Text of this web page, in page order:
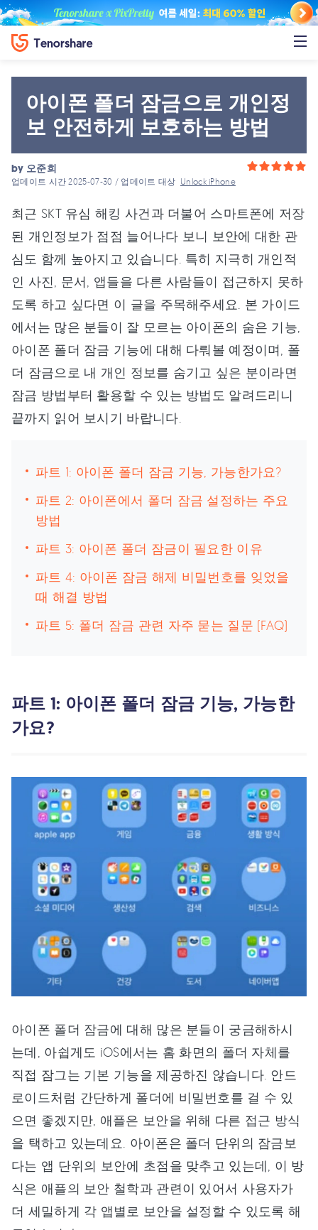
아이폰 폴더 잠금으로 개인정
보 안전하게 보호하는 방법
by 오준희
업데이트 시간 2025-07-30 / 업데이트 대상 Unlock iPhone
최근 SKT 유심 해킹 사건과 더불어 스마트폰에 저장
된 개인정보가 점점 늘어나다 보니 보안에 대한 관
심도 함께 높아지고 있습니다. 특히 지극히 개인적
인 사진, 문서, 앱들을 다른 사람들이 접근하지 못하
도록 하고 싶다면 이 글을 주목해주세요. 본 가이드
에서는 많은 분들이 잘 모르는 아이폰의 숨은 기능,
아이폰 폴더 잠금 기능에 대해 다뤄볼 예정이며, 폴
더 잠금으로 내 개인 정보를 숨기고 싶은 분이라면
잠금 방법부터 활용할 수 있는 방법도 알려드리니
끝까지 읽어 보시기 바랍니다.
파트 1: 아이폰 폴더 잠금 기능, 가능한가요?
파트 2: 아이폰에서 폴더 잠금 설정하는 주요
방법
파트 3: 아이폰 폴더 잠금이 필요한 이유
파트 4: 아이폰 잠금 해제 비밀번호를 잊었을
때 해결 방법
파트 5: 폴더 잠금 관련 자주 묻는 질문 (FAQ)
파트 1: 아이폰 폴더 잠금 기능, 가능한
가요?
아이폰 폴더 잠금에 대해 많은 분들이 궁금해하시
는데, 아쉽게도 iOS에서는 홈 화면의 폴더 자체를
직접 잠그는 기본 기능을 제공하진 않습니다. 안드
로이드처럼 간단하게 폴더에 비밀번호를 걸 수 있
으면 좋겠지만, 애플은 보안을 위해 다른 접근 방식
을 택하고 있는데요. 아이폰은 폴더 단위의 잠금보
다는 앱 단위의 보안에 초점을 맞추고 있는데, 이 방
식은 애플의 보안 철학과 관련이 있어서 사용자가
더 세밀하게 각 앱별로 보안을 설정할 수 있도록 해